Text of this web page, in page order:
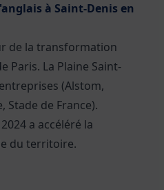
à Saint-Denis en
de la transformation
Paris. La Plaine Saint-
(Alstom,
Stade de France).
a accéléré la
du territoire.